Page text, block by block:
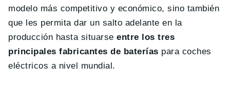
modelo más competitivo y económico, sino también
que les permita dar un salto adelante en la
producción hasta situarseentre los tres
principales fabricantes de baterías para coches
eléctricos a nivel mundial.